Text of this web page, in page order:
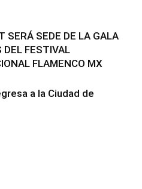
SERÁ SEDE DE LA GALA
DEL FESTIVAL
FLAMENCO MX
a la Ciudad de